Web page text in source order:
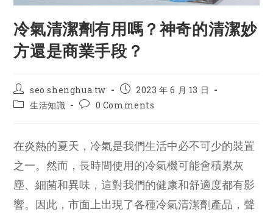
冷氣清潔劑有用嗎？神奇的清潔妙
方還是商業手段？
Post
author:
seo.shenghua.tw
Post
published:
2023 年 6 月 13 日
Post生活知識
Post0 Comments
在炎熱的夏天，冷氣是我們生活中必不可少的裝置
之一。然而，長時間使用的冷氣機可能會積累灰
塵、細菌和異味，這對我們的健康和舒適度都有影
響。因此，市面上出現了各種冷氣清潔劑產品，聲